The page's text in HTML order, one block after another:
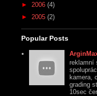
► 2006 (4)
► 2005 (2)
Popular Posts
reklamní
kamera,
grading
10sec